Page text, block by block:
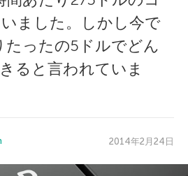
ました。しかし今で
たったの5ドルでどん
ると言われていま
2014年2月24日